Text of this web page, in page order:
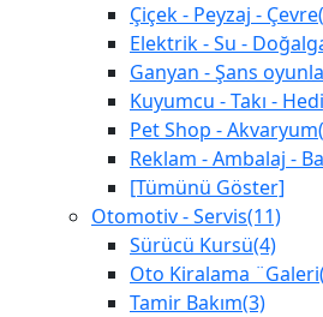
Çiçek - Peyzaj -
Elektrik - Su -
Ganyan - Şans
Kuyumcu - Takı -
Pet Shop -
Reklam - Ambalaj -
[Tümünü Göster]
Otomotiv - Servis(11)
Sürücü Kursü(4)
Oto Kiralama
Tamir Bakım(3)